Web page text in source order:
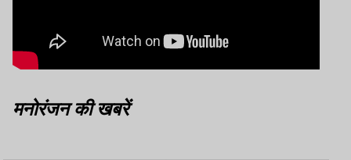
मनोरंजन की खबरें